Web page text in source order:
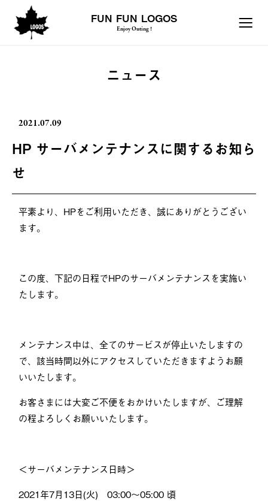
FUN FUN LOGOS
Enjoy Outing !
ニュース
2021.07.09
HP サーバメンテナンスに関するお知ら
せ
平素より、HPをご利用いただき、誠にありがとうござい
ます。
この度、下記の日程でHPのサーバメンテナンスを実施い
たします。
メンテナンス中は、全てのサービスが停止いたしますの
で、該当時間以外にアクセスしていただきますようお願
いいたします。
お客さまには大変ご不便をおかけいたしますが、ご理解
の程よろしくお願いいたします。
＜サーバメンテナンス日時＞
2021年7月13日(火) 03:00～05:00 頃